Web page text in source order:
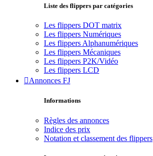
Liste des flippers par catégories
Les flippers DOT matrix
Les flippers Numériques
Les flippers Alphanumériques
Les flippers Mécaniques
Les flippers P2K/Vidéo
Les flippers LCD
Annonces FJ
Informations
Règles des annonces
Indice des prix
Notation et classement des flippers